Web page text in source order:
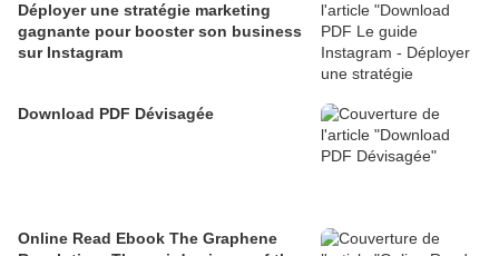
Déployer une stratégie marketing
gagnante pour booster son business
sur Instagram
Download PDF Dévisagée
Online Read Ebook The Graphene